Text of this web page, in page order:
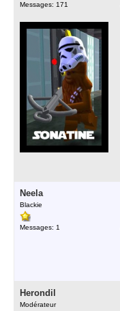
Messages: 171
Neela
Blackie
Messages: 1
Herondil
Modérateur